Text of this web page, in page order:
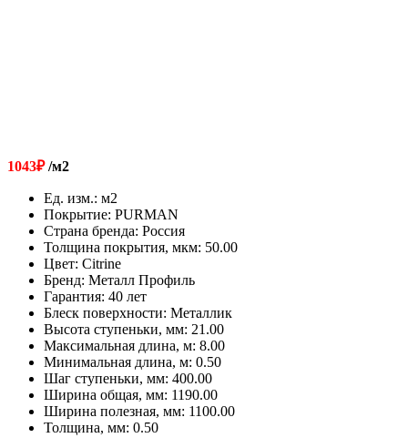
1043₽/м2
Ед. изм.: м2
Покрытие: PURMAN
Страна бренда: Россия
Толщина покрытия, мкм: 50.00
Цвет: Citrine
Бренд: Металл Профиль
Гарантия: 40 лет
Блеск поверхности: Металлик
Высота ступеньки, мм: 21.00
Максимальная длина, м: 8.00
Минимальная длина, м: 0.50
Шаг ступеньки, мм: 400.00
Ширина общая, мм: 1190.00
Ширина полезная, мм: 1100.00
Толщина, мм: 0.50